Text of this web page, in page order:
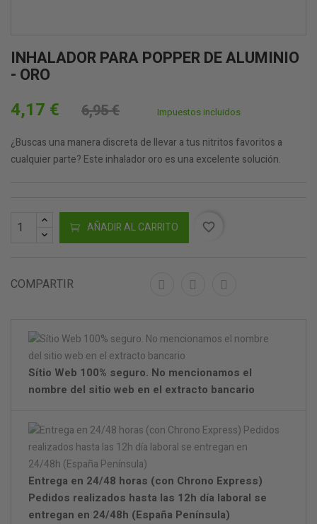
INHALADOR PARA POPPER DE ALUMINIO
- ORO
4,17 € 6,95 € Impuestos incluidos
¿Buscas una manera discreta de llevar a tus nitritos favoritos a
cualquier parte? Este inhalador oro es una excelente solución.
AÑADIR AL CARRITO favorite_border
COMPARTIR
Sítio Web 100% seguro. No mencionamos el
nombre del sitio web en el extracto bancario
Entrega en 24/48 horas (con Chrono Express)
Pedidos realizados hasta las 12h día laboral se
entregan en 24/48h (España Península)